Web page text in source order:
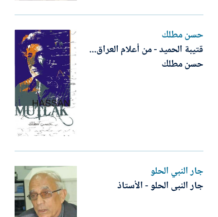
حسن مطلك
قتيبة الحميد - من أعلام العراق...
حسن مطلك
جار النبي الحلو
جار النبى الحلو - الأستاذ